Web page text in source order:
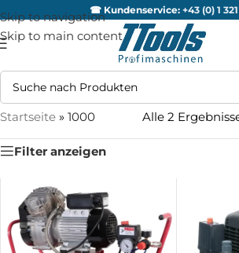
Skip to navigation
Skip to main content
☎ Kundenservice: +43 (0) 1
Startseite » 1000 Alle 2
Filter anzeigen